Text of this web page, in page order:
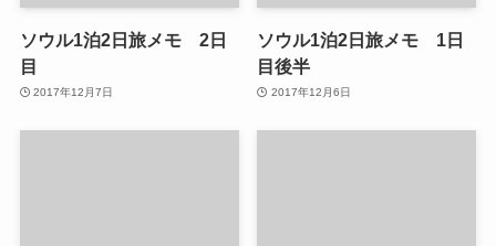
ソウル1泊2日旅メモ 2日
目
2017年12月7日
ソウル1泊2日旅メモ 1日
目後半
2017年12月6日